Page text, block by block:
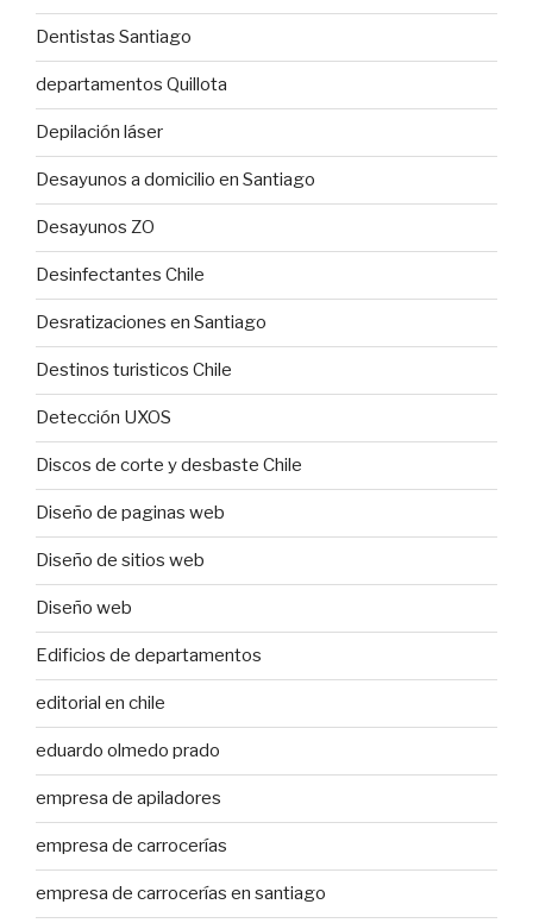
Dentistas Santiago
departamentos Quillota
Depilación láser
Desayunos a domicilio en Santiago
Desayunos ZO
Desinfectantes Chile
Desratizaciones en Santiago
Destinos turisticos Chile
Detección UXOS
Discos de corte y desbaste Chile
Diseño de paginas web
Diseño de sitios web
Diseño web
Edificios de departamentos
editorial en chile
eduardo olmedo prado
empresa de apiladores
empresa de carrocerías
empresa de carrocerías en santiago